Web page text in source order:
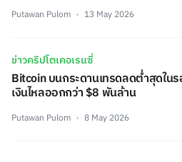
Putawan Pulom 13 May 2026
ข่าวคริปโตเคอเรนซี่
Bitcoin บนกระดานเทรดลดต่ำสุดใน
เงินไหลออกกว่า $8 พันล้าน
Putawan Pulom 8 May 2026